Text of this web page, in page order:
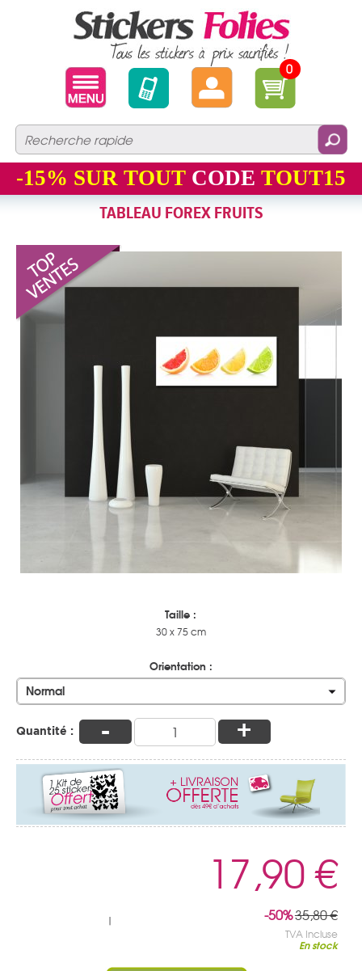
0
-15% SUR TOUT CODE TOUT15
TABLEAU FOREX FRUITS
Taille :
30 x 75 cm
Orientation :
Normal
Quantité : - +
17,90 €
-50%35,80 €
TVA Incluse
En stock
|